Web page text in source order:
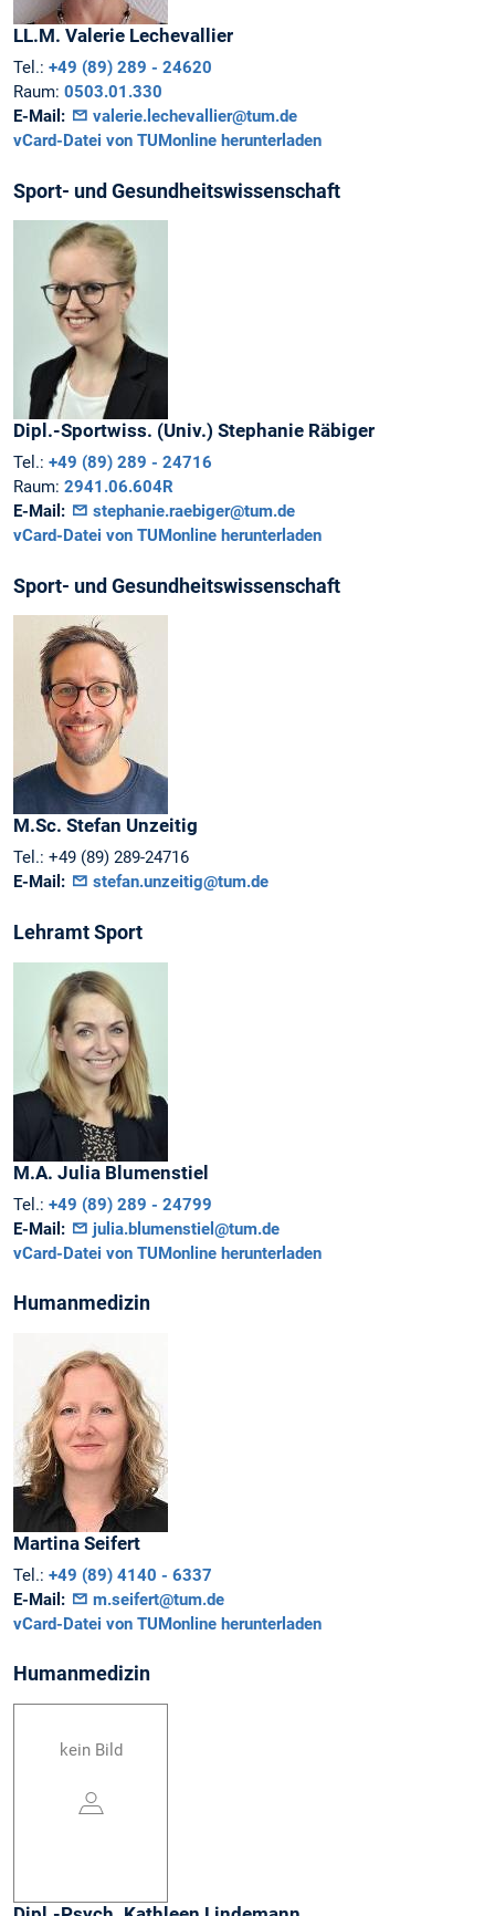
LL.M. Valerie Lechevallier
Tel.: +49 (89) 289 - 24620
Raum: 0503.01.330
E-Mail:
valerie.lechevallier@tum.de
vCard-Datei von TUMonline herunterladen
Sport- und Gesundheitswissenschaft
Dipl.-Sportwiss. (Univ.) Stephanie Räbiger
Tel.: +49 (89) 289 - 24716
Raum: 2941.06.604R
E-Mail:
stephanie.raebiger@tum.de
vCard-Datei von TUMonline herunterladen
Sport- und Gesundheitswissenschaft
M.Sc. Stefan Unzeitig
Tel.: +49 (89) 289-24716
E-Mail:
stefan.unzeitig@tum.de
Lehramt Sport
M.A. Julia Blumenstiel
Tel.: +49 (89) 289 - 24799
E-Mail:
julia.blumenstiel@tum.de
vCard-Datei von TUMonline herunterladen
Humanmedizin
Martina Seifert
Tel.: +49 (89) 4140 - 6337
E-Mail:
m.seifert@tum.de
vCard-Datei von TUMonline herunterladen
Humanmedizin
kein Bild